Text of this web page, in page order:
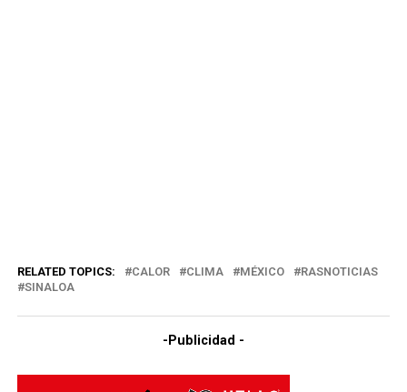
RELATED TOPICS: CALOR CLIMA MÉXICO
RASNOTICIAS
SINALOA
-Publicidad -